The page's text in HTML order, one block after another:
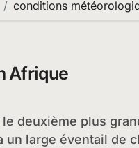
conditions
Afrique
un large éventail de